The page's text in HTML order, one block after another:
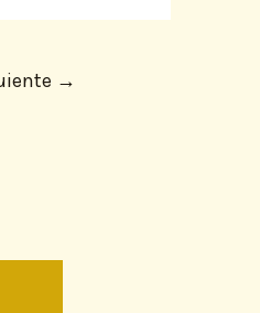
→